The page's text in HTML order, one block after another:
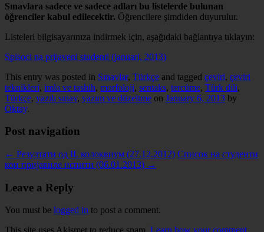
Sınavlara sadece ve sadece adları bu listelerde bulunan
öğrenciler kabul edilecektir. Öğrencilere şimdiden duyurulur.
Listeleri bilgisayarınıza indirmek için, aşağıdaki bağlantıya tıklayın:
Spisoci na prijaveni studenti (januari, 2013)
This entry was posted in Sınavlar, Türkçe and tagged çeviri, çeviri
teknikleri, imla ve tashih, morfoloji, sentaks, tercüme, Türk dili,
Türkçe, yazılı sınav, yazım ve düzeltme on January 6, 2013 by
Oktay.
Post navigation
← Резултати од II. колоквиум (27.12.2012) Список на студенти
кои пријавиле испити (06.01.2013) →
Leave a Reply
You must be logged in to post a comment.